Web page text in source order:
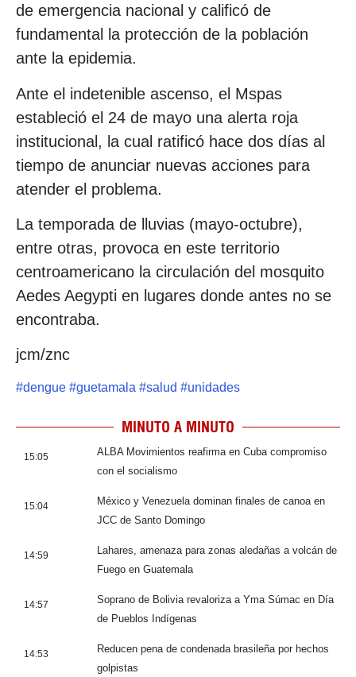
de emergencia nacional y calificó de
fundamental la protección de la población
ante la epidemia.
Ante el indetenible ascenso, el Mspas
estableció el 24 de mayo una alerta roja
institucional, la cual ratificó hace dos días al
tiempo de anunciar nuevas acciones para
atender el problema.
La temporada de lluvias (mayo-octubre),
entre otras, provoca en este territorio
centroamericano la circulación del mosquito
Aedes Aegypti en lugares donde antes no se
encontraba.
jcm/znc
#dengue #guetamala #salud #unidades
MINUTO A MINUTO
15:05
ALBA Movimientos reafirma en Cuba compromiso
con el socialismo
15:04
México y Venezuela dominan finales de canoa en
JCC de Santo Domingo
14:59
Lahares, amenaza para zonas aledañas a volcán de
Fuego en Guatemala
14:57
Soprano de Bolivia revaloriza a Yma Súmac en Día
de Pueblos Indígenas
14:53
Reducen pena de condenada brasileña por hechos
golpistas